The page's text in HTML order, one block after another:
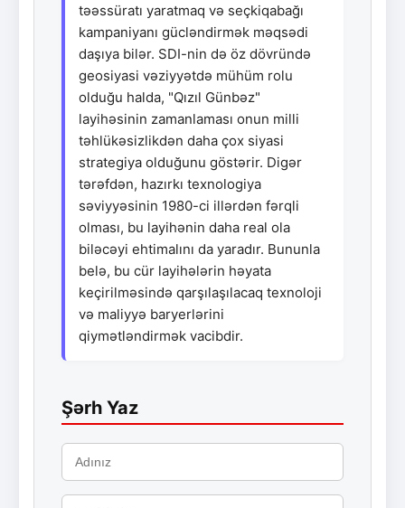
təəssüratı yaratmaq və seçkiqabağı
kampaniyanı gücləndirmək məqsədi
daşıya bilər. SDI-nin də öz dövründə
geosiyasi vəziyyətdə mühüm rolu
olduğu halda, "Qızıl Günbəz"
layihəsinin zamanlaması onun milli
təhlükəsizlikdən daha çox siyasi
strategiya olduğunu göstərir. Digər
tərəfdən, hazırkı texnologiya
səviyyəsinin 1980-ci illərdən fərqli
olması, bu layihənin daha real ola
biləcəyi ehtimalını da yaradır. Bununla
belə, bu cür layihələrin həyata
keçirilməsində qarşılaşılacaq texnoloji
və maliyyə baryerlərini
qiymətləndirmək vacibdir.
Şərh Yaz